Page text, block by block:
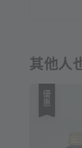
其他人
優惠